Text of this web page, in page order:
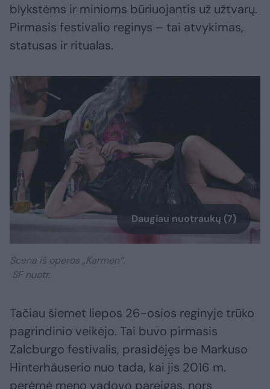
blykstėms ir minioms būriuojantis už užtvarų.
Pirmasis festivalio reginys – tai atvykimas,
statusas ir ritualas.
Daugiau nuotraukų (7)
Scena iš operos „Karmen“.
SF nuotr.
Tačiau šiemet liepos 26-osios reginyje trūko
pagrindinio veikėjo. Tai buvo pirmasis
Zalcburgo festivalis, prasidėjęs be Markuso
Hinterhäuserio nuo tada, kai jis 2016 m.
perėmė meno vadovo pareigas, nors